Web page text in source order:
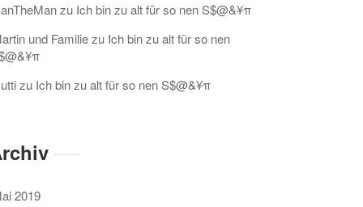
zu Ich bin zu alt für so nen S$@&¥π
und Familiezu Ich bin zu alt für so nen
zu Ich bin zu alt für so nen S$@&¥π
2019